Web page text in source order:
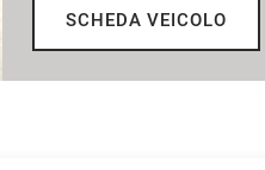
SCHEDA VEICOLO